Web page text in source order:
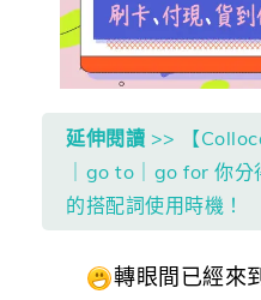
延伸閱讀 >> 【
｜go to｜go for 你
的搭配詞使用時機！
轉眼間已經來